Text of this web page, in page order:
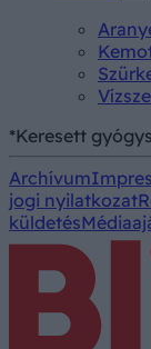
*Keresett
Archívum
jogi nyilatkozat
küldetés